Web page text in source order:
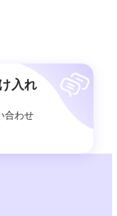
入れ
合わせ